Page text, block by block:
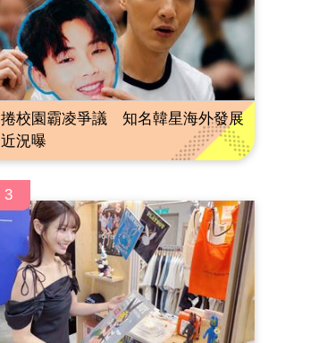
捲校園霸凌爭議 知名韓星海外發展
近況曝
3